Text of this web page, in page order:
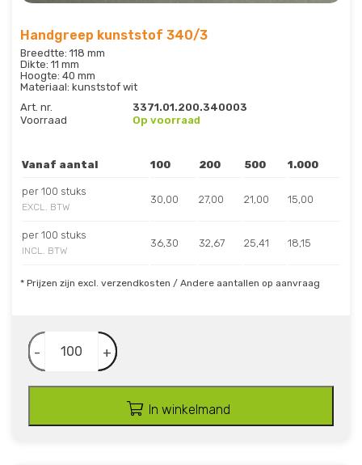
Handgreep kunststof 340/3
Breedtte: 118 mm
Dikte: 11 mm
Hoogte: 40 mm
Materiaal: kunststof wit
Art. nr.
3371.01.200.340003
Voorraad
Op voorraad
Vanaf aantal 100 200 500 1.000
per 100 stuks
EXCL. BTW
30,00 27,00 21,00 15,00
per 100 stuks
INCL. BTW
36,30 32,67 25,41 18,15
* Prijzen zijn excl. verzendkosten / Andere aantallen op aanvraag
- +
In winkelmand